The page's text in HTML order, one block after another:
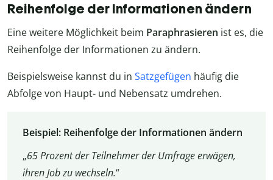
Reihenfolge der Informationen ändern
Eine weitere Möglichkeit beim Paraphrasieren ist es, die
Reihenfolge der Informationen zu ändern.
Beispielsweise kannst du in Satzgefügen häufig die
Abfolge von Haupt- und Nebensatz umdrehen.
Beispiel: Reihenfolge der Informationen ändern
„65 Prozent der Teilnehmer der Umfrage erwägen,
ihren Job zu wechseln.“